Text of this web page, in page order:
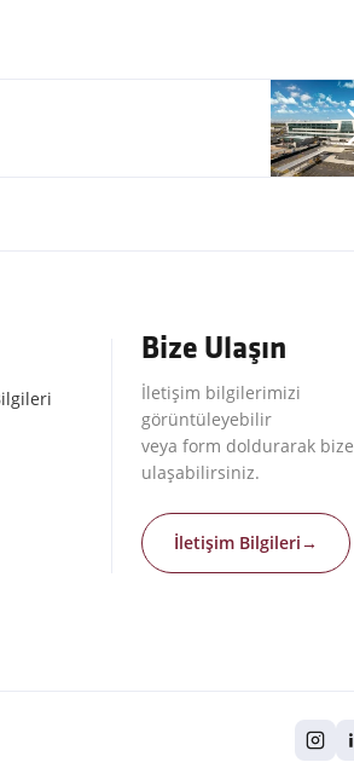
Bize Ulaşın
İletişim bilgilerimizi
görüntüleyebilir
veya form doldurarak bize
ulaşabilirsiniz.
İletişim Bilgileri→